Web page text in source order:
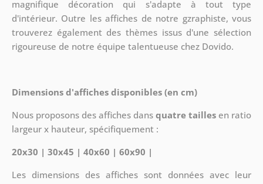
magnifique décoration qui s'adapte à tout type
d'intérieur. Outre les affiches de notre gzraphiste, vous
trouverez également des thèmes issus d'une sélection
rigoureuse de notre équipe talentueuse chez Dovido.
Dimensions d'affiches disponibles (en cm)
Nous proposons des affiches dansquatre tailles en ratio
largeur x hauteur, spécifiquement :
20x30 | 30x45 | 40x60 | 60x90 |
Les dimensions des affiches sont données avec leur